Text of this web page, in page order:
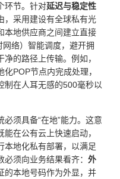
环节。针对延迟与稳定性
，采用建设有全球私有光
本地供应商之间建立直接
络）智能调度，避开拥
的路径上传输。例如，
POP节点内完成处理，
制在人耳无感的500毫秒以
必须具备“在地”能力。这意
在公有云上快速启动，
本地化私有部署，以满足
须向业务结果看齐： 外
的本地号码作为外显，并